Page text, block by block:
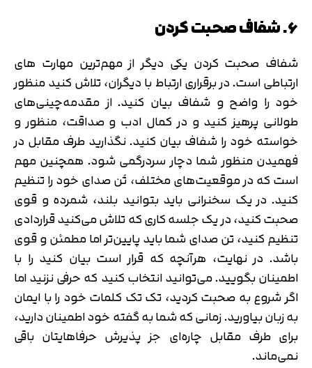
۶. شفاف صحبت کردن
شفاف صحبت کردن یکی دیگر از مهم‌ترین مهارت های
ارتباطی است. در برقراری ارتباط با دیگران، تلاش کنید منظور
خود را واضح و شفاف بیان کنید. از مقدمه‌چینی‌های
طولانی پرهیز کنید و در کمال ادب و صداقت، منظور و
خواسته خود را شفاف بیان کنید. نگذارید طرف مقابل در
فهمیدن منظور شما دچار سردرگمی شود. همچنین مهم
است که در موقعیت‌های مختلف، تُن صدای خود را تنظیم
کنید. در یک سخنرانی باید بتوانید بلند، شمرده و قوی
صحبت کنید، در یک جلسه کاری که تلاش می‌کنید قراردادی
تنظیم کنید، تن صدای شما باید پایین‌تر اما مطمئن و قوی
باشد. در نهایت، هرآنچه که قرار است بیان کنید را با
اطمینان بگویید. می‌توانید انتخاب کنید که حرفی نزنید اما
اگر شروع به صحبت کردید، تک تک کلمات خود را با ایمان
به زبان بیاورید. زمانی که شما به گفته خود اطمینان دارید،
برای طرف مقابل چاره‌ای جز پذیرش حرفا‌هایتان باقی
نمی‌ماند.
تایید کد
کد ارسال شده را وارد کنید
اصلاح شماره
تایید کد
دریافت مجدد کد: 00:59
متوجه شدم